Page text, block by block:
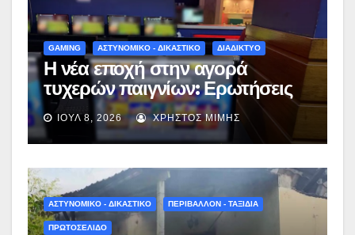
GAMING ΑΣΤΥΝΟΜΙΚΟ - ΔΙΚΑΣΤΙΚΟ ΔΙΑΔΙΚΤΥΟ
Η νέα εποχή στην αγορά
τυχερών παιγνίων: Ερωτήσεις
και απαντήσεις για το νέο
νομοσχέδιο
ΙΟΎΛ 8, 2026 ΧΡΉΣΤΟΣ ΜΊΜΗΣ
ΑΣΤΥΝΟΜΙΚΟ - ΔΙΚΑΣΤΙΚΟ ΠΕΡΙΒΑΛΛΟΝ - ΤΑΞΙΔΙΑ
ΠΡΩΤΟΣΕΛΙΔΟ